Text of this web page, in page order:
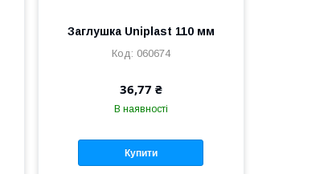
Заглушка Uniplast 110 мм
060674
36,77 ₴
В наявності
Купити